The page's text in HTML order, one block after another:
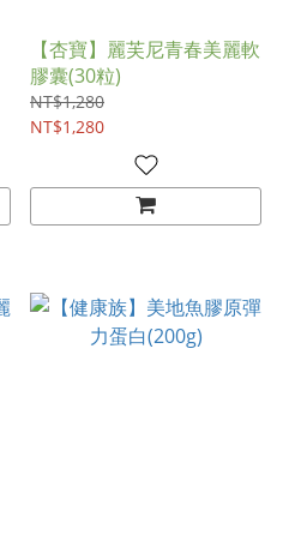
【杏寶】麗芙尼青春美麗軟
膠囊(30粒)
NT$1,280
NT$1,280